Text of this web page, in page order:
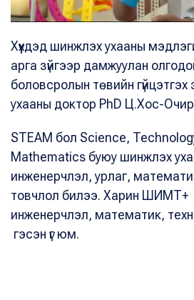
Хүүхдэд шинжлэх ухааны
арга зүйгээр дамжуулан
боловсролын төвийн
ухааны доктор PhD Ц.Хос-
STEAM бол Science,
Mathematics буюу шинжлэх
инженерчлэл, урлаг,
товчлол билээ. Харин ШИМТ+
инженерчлэл, математик,
гэсэн үг юм.